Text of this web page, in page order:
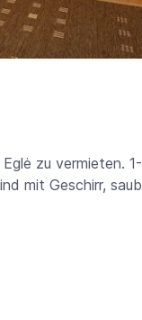
zu vermieten.
mit Geschirr,